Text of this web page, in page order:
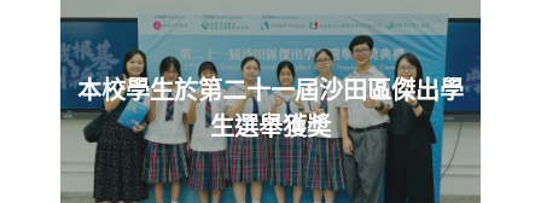
本校學生於第二十一屆沙田區傑出學
生選舉獲奬